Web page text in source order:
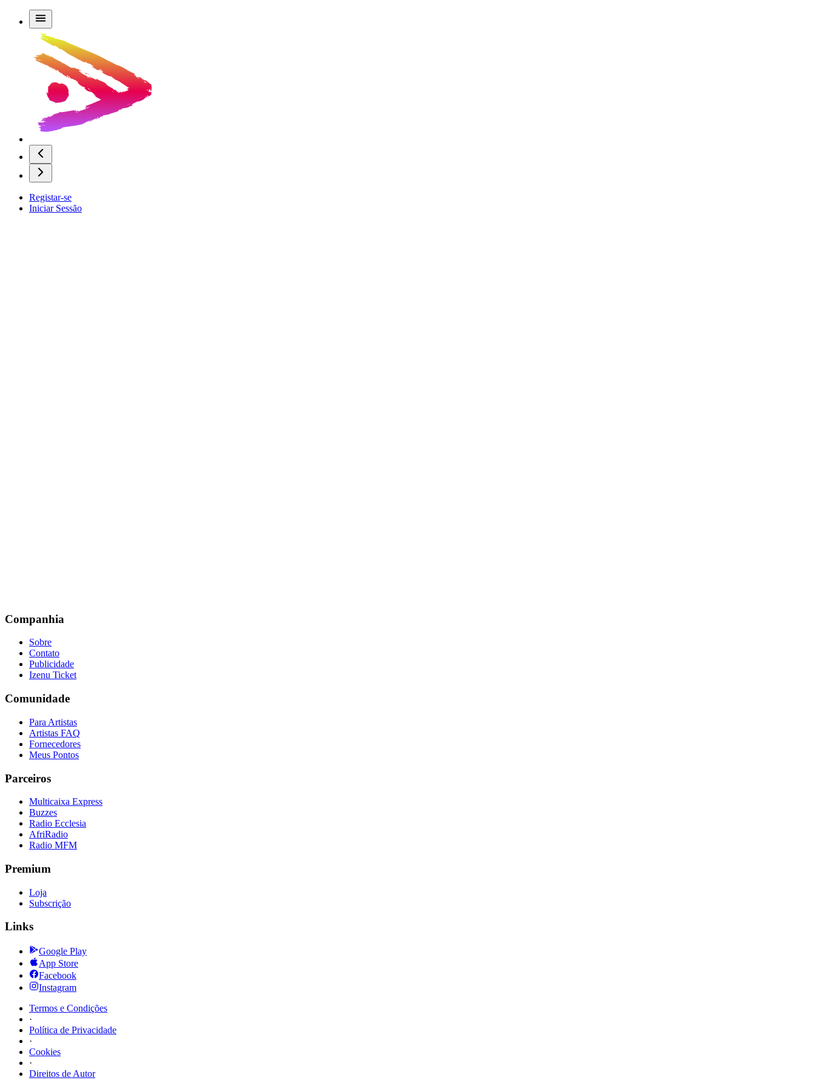
Registar-se
Iniciar Sessão
Companhia
Sobre
Contato
Publicidade
Izenu Ticket
Comunidade
Para Artistas
Artistas FAQ
Fornecedores
Meus Pontos
Parceiros
Multicaixa Express
Buzzes
Radio Ecclesia
AfriRadio
Radio MFM
Premium
Loja
Subscrição
Links
Google Play
App Store
Facebook
Instagram
Termos e Condições
·
Política de Privacidade
·
Cookies
·
Direitos de Autor